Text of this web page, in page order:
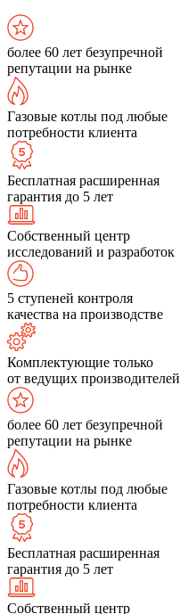
более 60 лет безупречной
репутации на рынке
Газовые котлы под любые
потребности клиента
Бесплатная расширенная
гарантия до 5 лет
Собственный центр
исследований и разработок
5 ступеней контроля
качества на производстве
Комплектующие только
от ведущих производителей
более 60 лет безупречной
репутации на рынке
Газовые котлы под любые
потребности клиента
Бесплатная расширенная
гарантия до 5 лет
Собственный центр